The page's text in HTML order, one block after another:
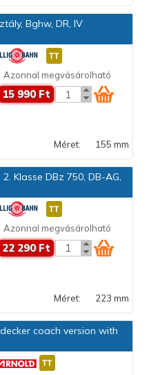
Bghw, DR, IV
Azonnal megvásárolható
15 990 Ft
Méret: 155 mm
Klasse DBz 750, DB-AG,
Azonnal megvásárolható
22 290 Ft
Méret: 223 mm
coach version with